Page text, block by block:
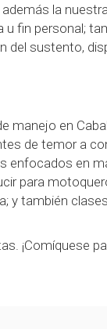
la
fin personal;
del sustento,
en
de temor a
en
para
también
¡Comíquese